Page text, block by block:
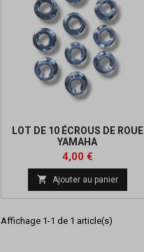
LOT DE 10 ÉCROUS DE ROUE
YAMAHA
Prix
4,00 €
 Ajouter au panier
Affichage 1-1 de 1 article(s)